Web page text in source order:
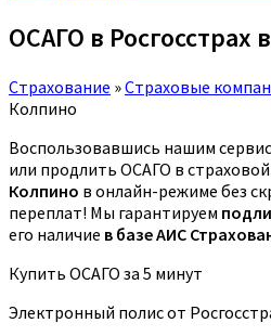
ОСАГО в Росгосстрах
Страхование »Страховые
Колпино
Воспользовавшись нашим
или продлить ОСАГО в
Колпино в онлайн-режиме без
переплат! Мы гарантируем
его наличие в базе АИС
Купить ОСАГО за 5 минут
Электронный полис от